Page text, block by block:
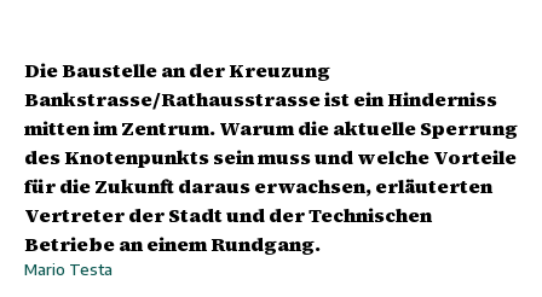
Die Baustelle an der Kreuzung
Bankstrasse/Rathausstrasse ist ein Hinderniss
mitten im Zentrum. Warum die aktuelle Sperrung
des Knotenpunkts sein muss und welche Vorteile
für die Zukunft daraus erwachsen, erläuterten
Vertreter der Stadt und der Technischen
Betriebe an einem Rundgang.
Mario Testa